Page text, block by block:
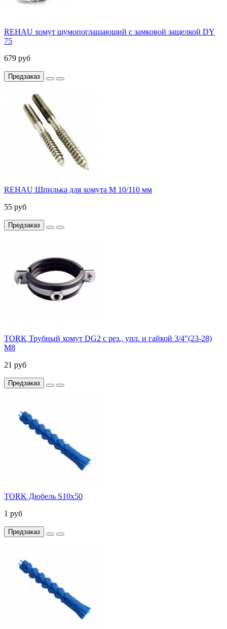
REHAU хомут шумопоглащающий с замковой защелкой DY
75
679 руб
Предзаказ
REHAU Шпилька для хомута М 10/110 мм
55 руб
Предзаказ
TORK Трубный хомут DG2 с рез., упл. и гайкой 3/4"(23-28)
М8
21 руб
Предзаказ
TORK Дюбель S10x50
1 руб
Предзаказ